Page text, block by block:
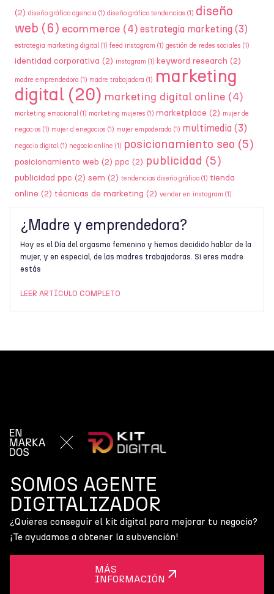
(2) diseño gráfico agencia (1) diseño gráfico tendencias (1) diseño
web (6) ecommerce (4) estrategia marketing (3)
estrategia marketing digital (1) feed instagram (1) gestión de redes sociales (1)
identidad corporativa (2) instagram (1) keyword research (2)
madre emprendedora (1) madre trabajadora (1)
marketing
digital (20) marketing digital online (4)
marketing emocional (1) marketing mujeres (1) marketplace (2) mujer de
negocios (1) mujer d enegocios (1) mujer empoderada (1) multimedia (3)
negocio digital (1) negocio online (1) posicionamiento seo (5)
posicionamiento web (2) ppc (2) publicidad (5)
publicidad ppc (2) sem (2) tendencias diseño gráfico (1) tienda
online (2) técnicas de marketing (2) vender en instagram (1)
¿Madre y emprendedora?
Hoy es el Día del orgasmo femenino y hemos decidido hablar de la
mujer, y en especial, de las madres trabajadoras. Si eres madre
estás
LEER ARTÍCULO COMPLETO
SOMOS AGENTE
DIGITALIZADOR
¿Quieres conseguir el kit digital para mejorar tu negocio?
¡Te ayudamos a obtener la subvención!
MÁS
INFORMACIÓN